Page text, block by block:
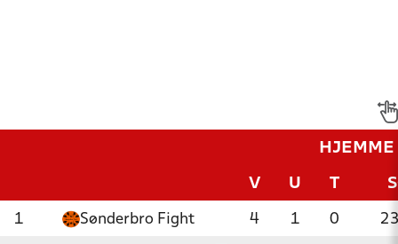
HJEMME
V U T
1 Sønderbro Fight 4 1 0